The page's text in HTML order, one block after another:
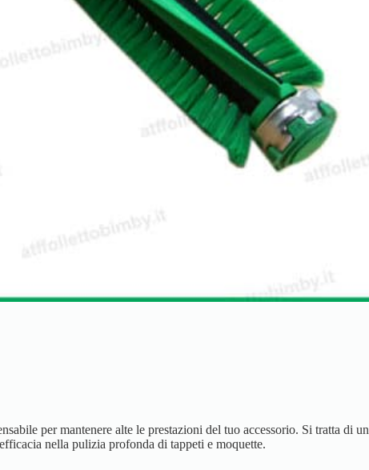
per mantenere alte le prestazioni del tuo accessorio. Si tratta di un
nella pulizia profonda di tappeti e moquette.